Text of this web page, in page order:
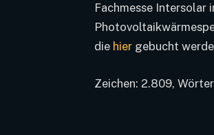
Fachmesse Intersolar
die hiergebucht
Zeichen: 2.809,